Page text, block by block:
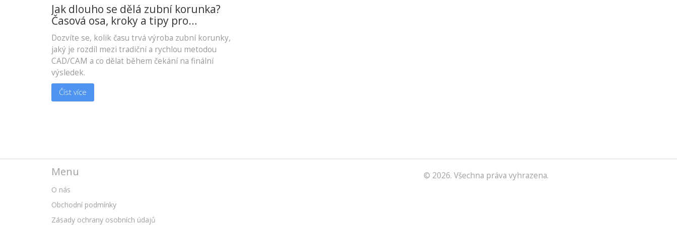
Jak dlouho se dělá zubní korunka?
Časová osa, kroky a tipy pro
pacienty
Dozvíte se, kolik času trvá výroba zubní korunky,
jaký je rozdíl mezi tradiční a rychlou metodou
CAD/CAM a co dělat během čekání na finální
výsledek.
Číst více
Menu
O nás
Obchodní podmínky
Zásady ochrany osobních údajů
© 2026. Všechna práva vyhrazena.